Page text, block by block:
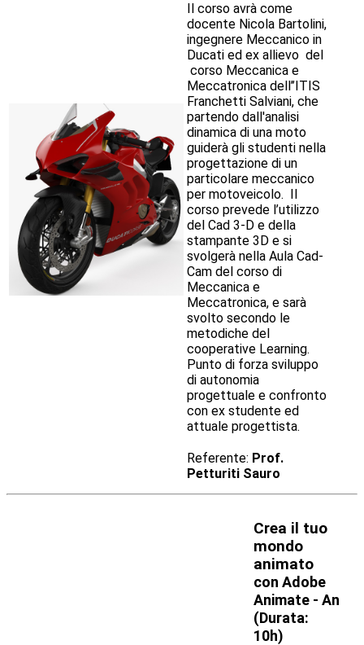
Il corso avrà come
docente Nicola Bartolini,
ingegnere Meccanico in
Ducati ed ex allievo del
corso Meccanica e
Meccatronica dell’’ITIS
Franchetti Salviani, che
partendo dall'analisi
dinamica di una moto
guiderà gli studenti nella
progettazione di un
particolare meccanico
per motoveicolo. Il
corso prevede l’utilizzo
del Cad 3-D e della
stampante 3D e si
svolgerà nella Aula Cad-
Cam del corso di
Meccanica e
Meccatronica, e sarà
svolto secondo le
metodiche del
cooperative Learning.
Punto di forza sviluppo
di autonomia
progettuale e confronto
con ex studente ed
attuale progettista.
Referente: Prof.
Petturiti Sauro
Crea il tuo
mondo
animato
con Adobe
Animate - An
(Durata:
10h)